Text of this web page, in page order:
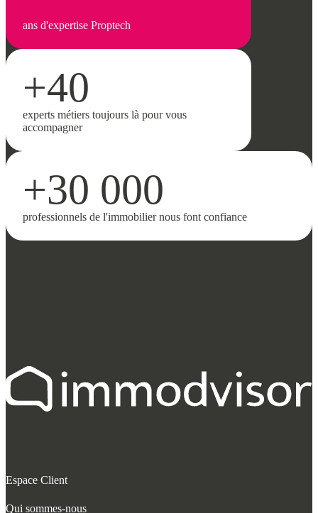
ans d'expertise Proptech
+40
experts métiers toujours là pour vous
accompagner
+30 000
professionnels de l'immobilier nous font confiance
Espace Client
Qui sommes-nous